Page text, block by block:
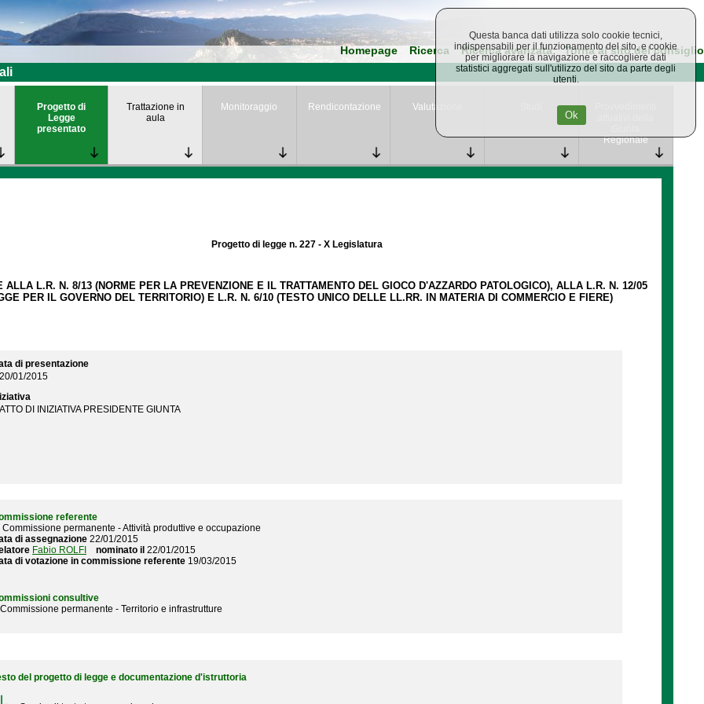
Homepage Ricerca Ricerca avanzata Torna al sito del consiglio
Progetto di
Legge
presentato
Trattazione in
aula
Monitoraggio Rendicontazione Valutazione
Regionale
Progetto di legge n. 227 - X Legislatura
ALLA L.R. N. 8/13 (NORME PER LA PREVENZIONE E IL TRATTAMENTO DEL GIOCO D'AZZARDO PATOLOGICO), ALLA L.R. N. 12/05
PER IL GOVERNO DEL TERRITORIO) E L.R. N. 6/10 (TESTO UNICO DELLE LL.RR. IN MATERIA DI COMMERCIO E FIERE)
di presentazione
20/01/2015
ATTO DI INIZIATIVA PRESIDENTE GIUNTA
referente
Commissione permanente - Attività produttive e occupazione
di assegnazione 22/01/2015
Fabio ROLFI nominato il 22/01/2015
di votazione in commissione referente 19/03/2015
consultive
permanente - Territorio e infrastrutture
del progetto di legge e documentazione d'istruttoria
Questa banca dati utilizza solo cookie tecnici,
indispensabili per il funzionamento del sito, e cookie
per migliorare la navigazione e raccogliere dati
statistici aggregati sull'utilizzo del sito da parte degli
utenti.
Ok